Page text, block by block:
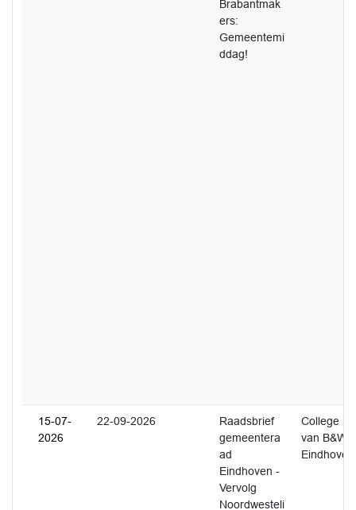
Brabantmak
ers:
Gemeentemi
ddag!
15-07-
2026
22-09-2026
Raadsbrief
gemeentera
ad
Eindhoven -
Vervolg
Noordwesteli
College
van B&W
Eindhoven